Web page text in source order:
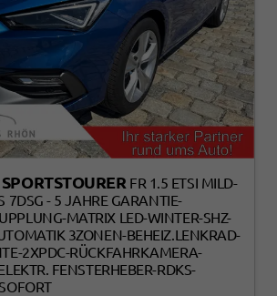
FR 1.5 ETSI MILD-
7DSG - 5 JAHRE GARANTIE-
MATRIX LED-WINTER-SHZ-
3ZONEN-BEHEIZ.LENKRAD-
2XPDC-RÜCKFAHRKAMERA-
FENSTERHEBER-RDKS-